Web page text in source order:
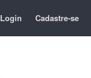
Login Cadastre-se